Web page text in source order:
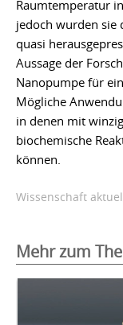
Raumtemperatur
jedoch wurden sie
quasi
Aussage der
Nanopumpe für
Mögliche
in denen mit
biochemische
können.
Wissenschaft
Mehr zum